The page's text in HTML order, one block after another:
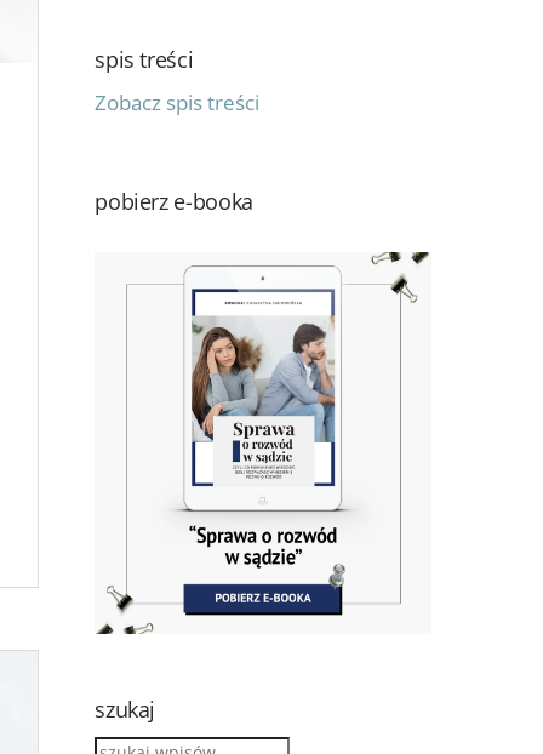
spis treści
Zobacz spis treści
pobierz e-booka
szukaj